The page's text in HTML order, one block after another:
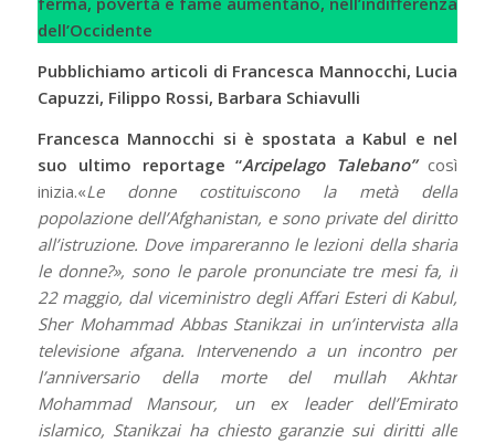
dell’Occidente
Pubblichiamo articoli di Francesca Mannocchi, Lucia
Capuzzi, Filippo Rossi, Barbara Schiavulli
Francesca Mannocchi si è spostata a Kabul e nel
suo ultimo reportage “Arcipelago Talebano”così
inizia.«Le donne costituiscono la metà della
popolazione dell’Afghanistan, e sono private del diritto
all’istruzione. Dove impareranno le lezioni della sharia
le donne?», sono le parole pronunciate tre mesi fa, il
22 maggio, dal viceministro degli Affari Esteri di Kabul,
Sher Mohammad Abbas Stanikzai in un’intervista alla
televisione afgana. Intervenendo a un incontro per
l’anniversario della morte del mullah Akhtar
Mohammad Mansour, un ex leader dell’Emirato
islamico, Stanikzai ha chiesto garanzie sui diritti alle